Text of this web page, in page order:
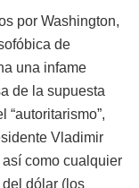
por Washington,
de
una infame
de la supuesta
“autoritarismo”,
Vladimir
como cualquier
dólar (los